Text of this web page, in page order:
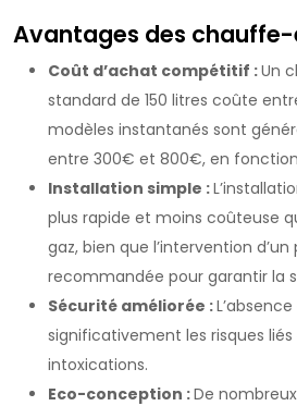
Avantages des
Coût d’achat compétitif :Un
standard de 150 litres coûte
modèles instantanés sont
entre 300€ et 800€, en
Installation simple :
plus rapide et moins coûteuse
gaz, bien que l’intervention
recommandée pour garantir la
Sécurité améliorée :
significativement les risques
intoxications.
Eco-conception :De